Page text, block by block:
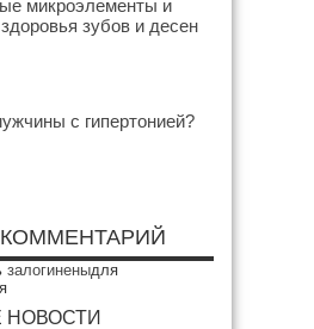
микроэлементы и
зубов и десен
с гипертонией?
залогиненыдля
НОВОСТИ